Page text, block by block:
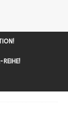
REIHE!